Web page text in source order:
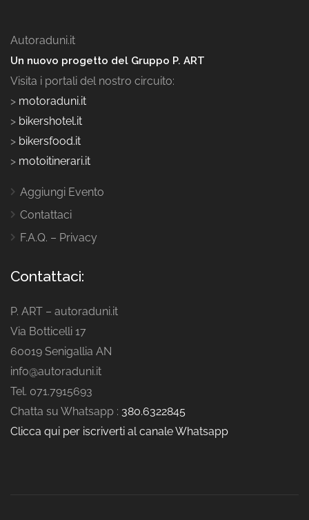
Autoraduni.it
Un nuovo progetto del Gruppo P. ART
Visita i portali del nostro circuito:
> motoraduni.it
> bikershotel.it
> bikersfood.it
> motoitinerari.it
Aggiungi Evento
Contattaci
F.A.Q. – Privacy
Contattaci:
P. ART – autoraduni.it
Via Botticelli 17
60019 Senigallia AN
info@autoraduni.it
Tel. 071.7915693
Chatta su Whatsapp : 380.6322845
Clicca qui per iscriverti al canale Whatsapp